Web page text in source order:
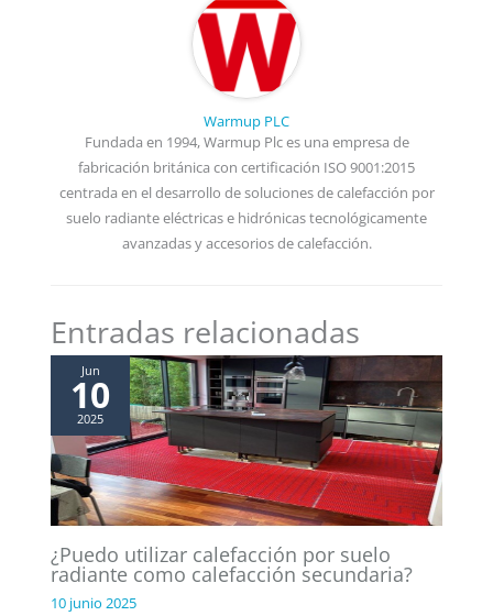
Warmup PLC
Fundada en 1994, Warmup Plc es una empresa de
fabricación británica con certificación ISO 9001:2015
centrada en el desarrollo de soluciones de calefacción por
suelo radiante eléctricas e hidrónicas tecnológicamente
avanzadas y accesorios de calefacción.
Entradas relacionadas
Jun
10
2025
¿Puedo utilizar calefacción por suelo
radiante como calefacción secundaria?
10 junio 2025